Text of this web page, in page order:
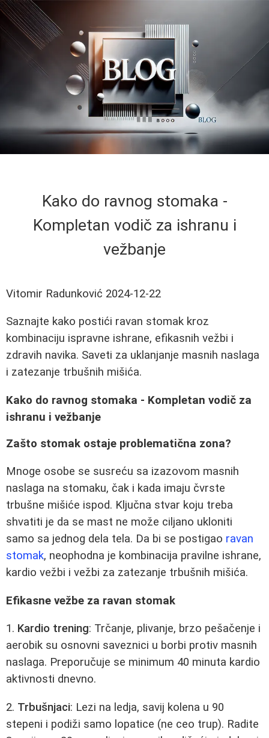
Kako do ravnog stomaka -
Kompletan vodič za ishranu i
vežbanje
Vitomir Radunković 2024-12-22
Saznajte kako postići ravan stomak kroz
kombinaciju ispravne ishrane, efikasnih vežbi i
zdravih navika. Saveti za uklanjanje masnih naslaga
i zatezanje trbušnih mišića.
Kako do ravnog stomaka - Kompletan vodič za
ishranu i vežbanje
Zašto stomak ostaje problematična zona?
Mnoge osobe se susreću sa izazovom masnih
naslaga na stomaku, čak i kada imaju čvrste
trbušne mišiće ispod. Ključna stvar koju treba
shvatiti je da se mast ne može ciljano ukloniti
samo sa jednog dela tela. Da bi se postigao ravan
stomak, neophodna je kombinacija pravilne ishrane,
kardio vežbi i vežbi za zatezanje trbušnih mišića.
Efikasne vežbe za ravan stomak
1. Kardio trening: Trčanje, plivanje, brzo pešačenje i
aerobik su osnovni saveznici u borbi protiv masnih
naslaga. Preporučuje se minimum 40 minuta kardio
aktivnosti dnevno.
2. Trbušnjaci: Lezi na ledja, savij kolena u 90
stepeni i podiži samo lopatice (ne ceo trup). Radite